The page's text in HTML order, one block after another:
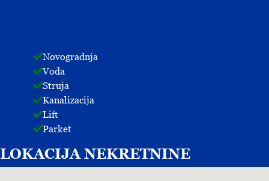
Novogradnja
Voda
Struja
Kanalizacija
Lift
Parket
LOKACIJANEKRETNINE